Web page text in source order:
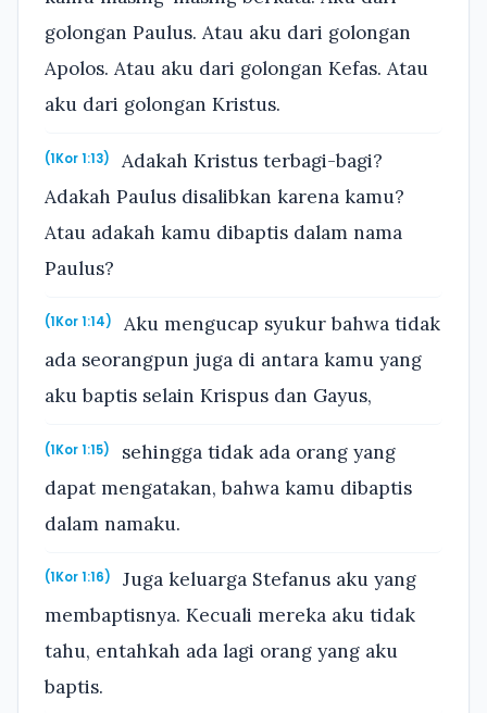
golongan Paulus. Atau aku dari golongan
Apolos. Atau aku dari golongan Kefas. Atau
aku dari golongan Kristus.
(1Kor 1:13)
Adakah Kristus terbagi-bagi?
Adakah Paulus disalibkan karena kamu?
Atau adakah kamu dibaptis dalam nama
Paulus?
(1Kor 1:14)
Aku mengucap syukur bahwa tidak
ada seorangpun juga di antara kamu yang
aku baptis selain Krispus dan Gayus,
(1Kor 1:15)
sehingga tidak ada orang yang
dapat mengatakan, bahwa kamu dibaptis
dalam namaku.
(1Kor 1:16)
Juga keluarga Stefanus aku yang
membaptisnya. Kecuali mereka aku tidak
tahu, entahkah ada lagi orang yang aku
baptis.